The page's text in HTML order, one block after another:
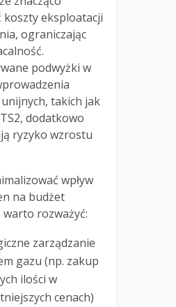
koszty eksploatacji
ograniczając
podwyżki w
takich jak
dodatkowo
ryzyko wzrostu
wpływ
na budżet
warto rozważyć:
zarządzanie
gazu (np. zakup
ilości w
cenach)